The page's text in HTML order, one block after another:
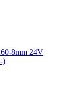
8mm 24V
)